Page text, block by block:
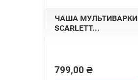
ЧАША МУЛЬТИВАРКИ
SCARLETT...
Ціна
799,00 ₴